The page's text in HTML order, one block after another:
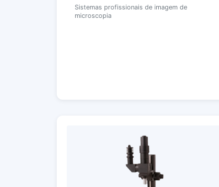
Sistemas profissionais de imagem de
microscopia